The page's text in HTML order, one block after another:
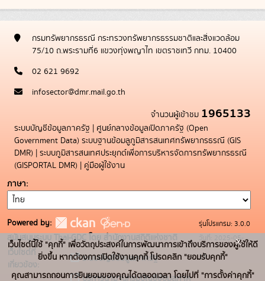
กรมทรัพยากรธรณี กระทรวงทรัพยากรธรรมชาติและสิ่งแวดล้อม
75/10 ถ.พระรามที่6 แขวงทุ่งพญาไท เขตราชเทวี กทม. 10400
02 621 9692
infosector@dmr.mail.go.th
จำนวนผู้เข้าชม 1965133
ระบบบัญชีข้อมูลภาครัฐ | ศูนย์กลางข้อมูลเปิดภาครัฐ (Open
Government Data) ระบบฐานข้อมลูภูมิสารสนเทศทรัพยากรธรณี (GIS
DMR) | ระบบภูมิสารสนเทศประยุกต์เพื่อการบริหารจัดการทรัพยากรธรณี
(GISPORTAL DMR) | คู่มือผู้ใช้งาน
ภาษา
Powered by:
สนับสนุนระบบ Thai-GDC โดย สำนักงานสถิติแห่งชาติ
เว็บไซต์ที่
เกี่ยวข้อง:
ระบบบัญชีข้อมูลภาครัฐ
บริการนามานุกรมบัญชีข้อมูลภาค
รุ่นโปรแกรม: 3.0.0
วันที่: 2025-05-
19
เว็บไซต์นี้ใช้ "คุกกี้" เพื่อวัตถุประสงค์ในการพัฒนาการเข้าถึงบริการของผู้ใช้ให้ดี
ยิ่งขึ้น หากต้องการเปิดใช้งานคุกกี้ โปรดคลิก "ยอมรับคุกกี้"
คุณสามารถถอนการยินยอมของคุณได้ตลอดเวลา โดยไปที่ "การตั้งค่าคุกกี้"
x